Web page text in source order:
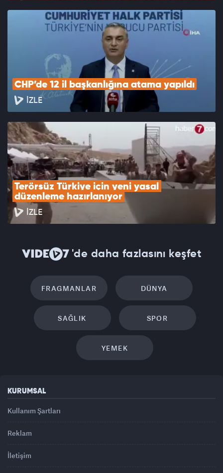
CHP’de 12 il başkanlığına atama yapıldı
İZLE
Terörsüz Türkiye için yeni yasal
düzenleme hazırlanıyor
İZLE
'de daha fazlasını keşfet
FRAGMANLAR DÜNYA
SAĞLIK SPOR
YEMEK
KURUMSAL
Kullanım Şartları
Reklam
İletişim